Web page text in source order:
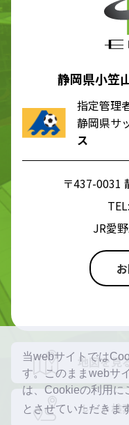
当webサイトでは
す。このままwebサ
は、Cookieの利用に
とさせていただきま
静岡県小笠
指定管理
静岡県サ
ス
〒437-0031
TEL:
JR愛
地図を見
ルート検